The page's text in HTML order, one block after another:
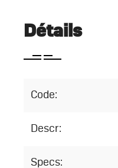
Détails
Code:
Descr:
Specs: